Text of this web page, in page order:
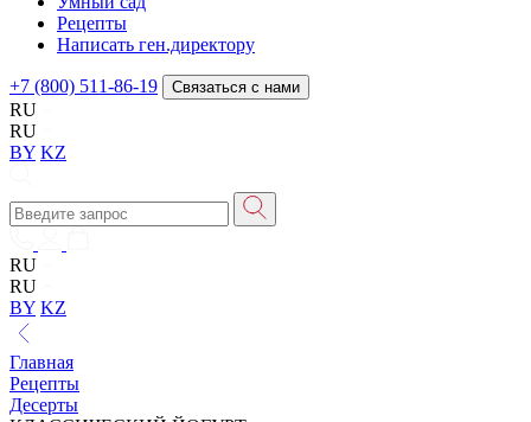
Рецепты
Написать ген.директору
+7 (800) 511-86-19 Связаться с нами
RU
RU
BY KZ
RU
RU
BY KZ
Главная
Рецепты
Десерты